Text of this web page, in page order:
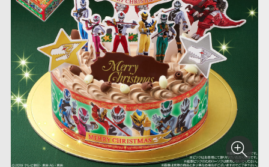
PROJECT R.E.D.・
スーパー戦隊シリー
ズ
ポケットモンスター
サンリオキャラクタ
ーズ
つりグミ SMPシリーズ キャラデコ